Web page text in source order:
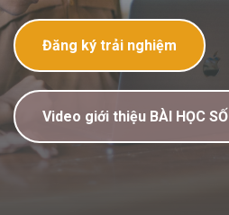
Đăng ký trải nghiệm
Video giới thiệu BÀI HỌC SỐ